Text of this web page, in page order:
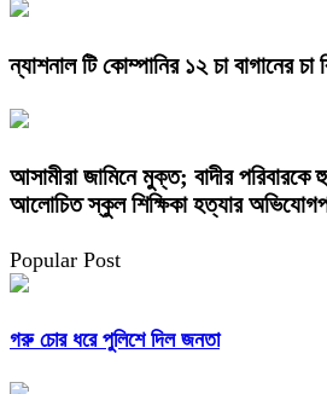
ন্যাশনাল টি কোম্পানির ১২ চা বাগানের
আসামীরা জামিনে মুক্ত; বাদীর
আলোচিত স্কুল শিক্ষিকা হত্যার
Popular Post
গরু চোর ধরে পুলিশে দিল জনতা